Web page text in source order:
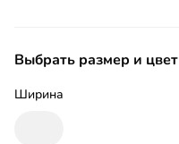
Выбрать размер и цвет
Ширина